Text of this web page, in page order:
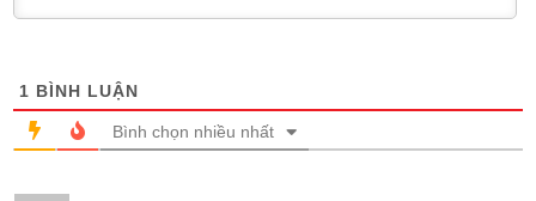
1 BÌNH LUẬN
Bình chọn nhiều nhất